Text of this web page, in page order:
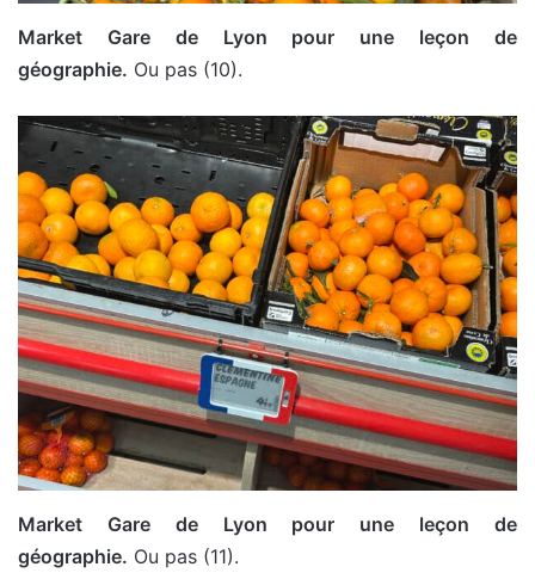
Market Gare de Lyon pour une leçon de
géographie. Ou pas (10).
Market Gare de Lyon pour une leçon de
géographie. Ou pas (11).